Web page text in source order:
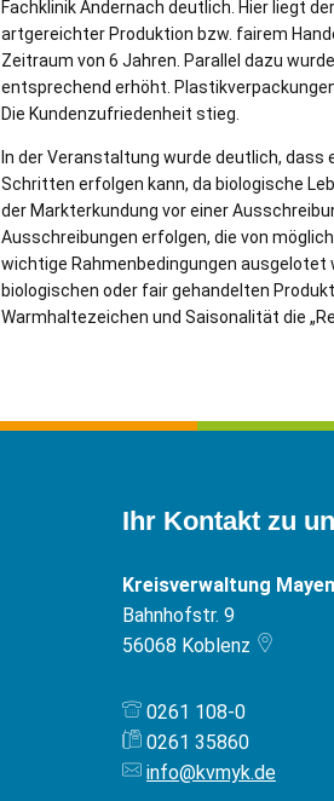
Fachklinik Andernach deutlich. Hier liegt
artgereichter Produktion bzw. fairem
Zeitraum von 6 Jahren. Parallel dazu
entsprechend erhöht.
Die Kundenzufriedenheit stieg.
In der Veranstaltung wurde deutlich, dass
Schritten erfolgen kann, da biologische
der Markterkundung vor einer
Ausschreibungen erfolgen, die von
wichtige Rahmenbedingungen ausgelotet
biologischen oder fair gehandelten
Warmhaltezeichen und Saisonalität die
Ihr Kontakt zu
Kreisverwaltung
Bahnhofstr. 9
56068 Koblenz
0261 108-0
0261 35860
info@kvmyk.de